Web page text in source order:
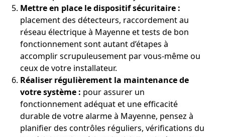
Mettre en place le dispositif sécuritaire :
placement des détecteurs, raccordement au
réseau électrique à Mayenne et tests de bon
fonctionnement sont autant d’étapes à
accomplir scrupuleusement par vous-même ou
ceux de votre installateur.
Réaliser régulièrement la maintenance de
votre système : pour assurer un
fonctionnement adéquat et une efficacité
durable de votre alarme à Mayenne, pensez à
planifier des contrôles réguliers, vérifications du